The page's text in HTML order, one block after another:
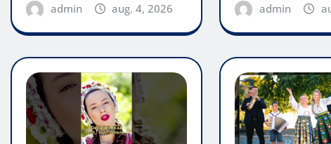
admin aug. 4, 2026 admin